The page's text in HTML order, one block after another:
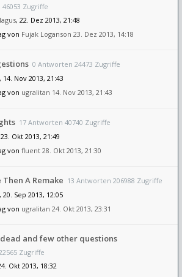
Zugriffe
, 22. Dez 2013, 21:48
von Fujak Loganson 23. Dez 2013, 14:18
0 Antworten 24473 Zugriffe
, 14. Nov 2013, 21:43
von ugralitan 14. Nov 2013, 21:43
17 Antworten 40740 Zugriffe
Okt 2013, 21:49
von fluent 28. Okt 2013, 21:30
Then A Remake 13 Antworten 206988 Zugriffe
, 20. Sep 2013, 12:05
von ugralitan 24. Okt 2013, 23:31
and few other questions
Zugriffe
Okt 2013, 18:32